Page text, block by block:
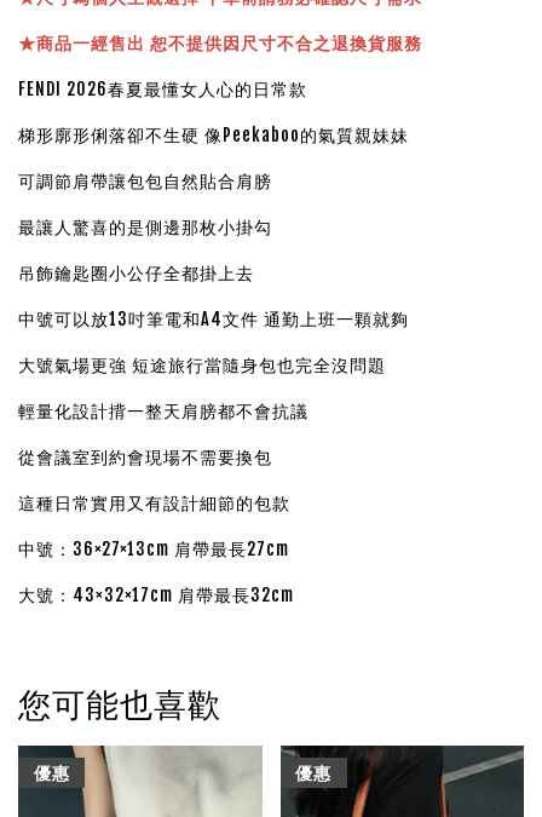
★商品一經售出 恕不提供因尺寸不合之退換貨服務
FENDI 2026春夏最懂女人心的日常款
梯形廓形俐落卻不生硬 像Peekaboo的氣質親妹妹
可調節肩帶讓包包自然貼合肩膀
最讓人驚喜的是側邊那枚小掛勾
吊飾鑰匙圈小公仔全都掛上去
中號可以放13吋筆電和A4文件 通勤上班一顆就夠
大號氣場更強 短途旅行當隨身包也完全沒問題
輕量化設計揹一整天肩膀都不會抗議
從會議室到約會現場不需要換包
這種日常實用又有設計細節的包款
中號：36×27×13cm 肩帶最長27cm
大號：43×32×17cm 肩帶最長32cm
您可能也喜歡
優惠 優惠